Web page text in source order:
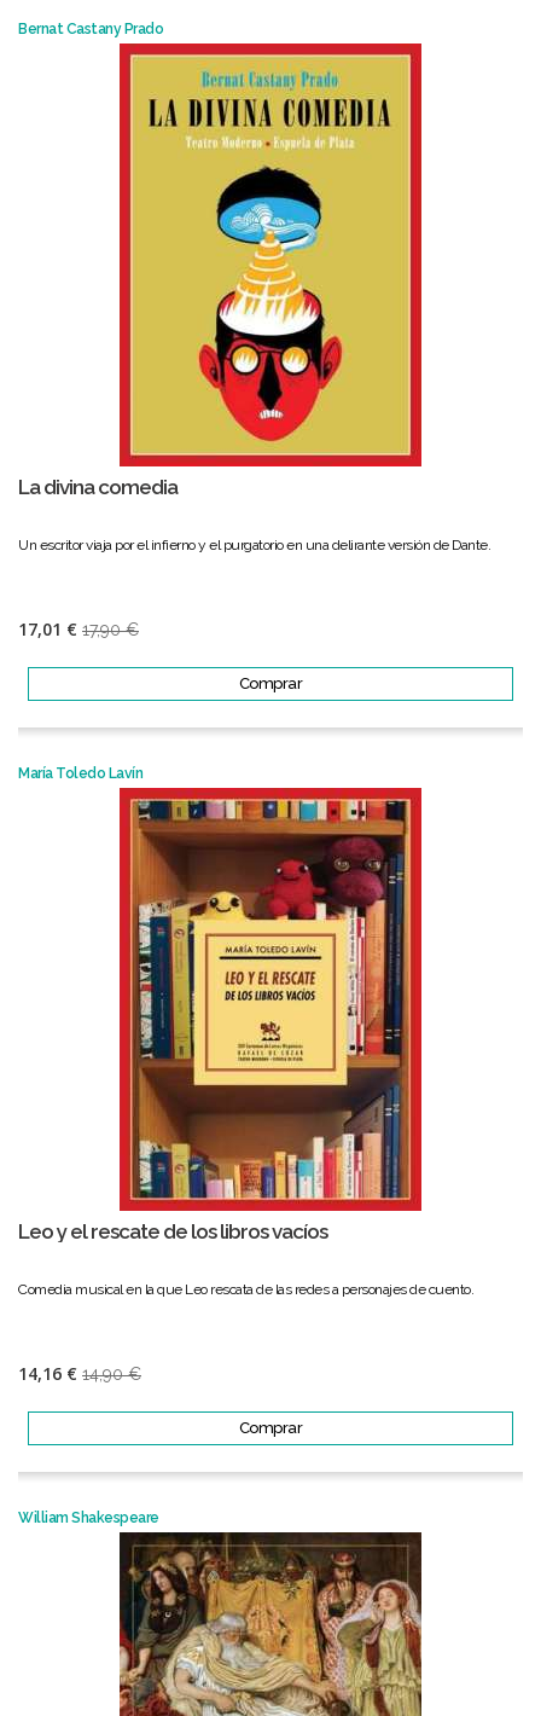
Bernat Castany Prado
La divina comedia
Un escritor viaja por el infierno y el purgatorio en una delirante versión de Dante.
17,01 € 17,90 €
Comprar
María Toledo Lavín
Leo y el rescate de los libros vacíos
Comedia musical en la que Leo rescata de las redes a personajes de cuento.
14,16 € 14,90 €
Comprar
William Shakespeare